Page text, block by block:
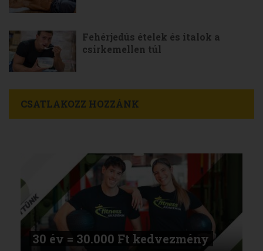
Fehérjedús ételek és italok a
csirkemellen túl
CSATLAKOZZ HOZZÁNK
30 év = 30.000 Ft kedvezmény